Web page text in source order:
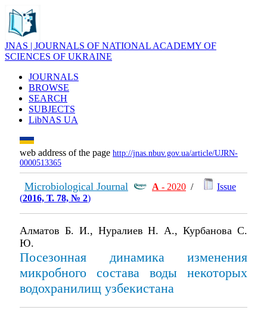
JNAS | JOURNALS OF NATIONAL ACADEMY OF
SCIENCES OF UKRAINE
JOURNALS
BROWSE
SEARCH
SUBJECTS
LibNAS UA
web address of the page http://jnas.nbuv.gov.ua/article/UJRN-
0000513365
Microbiological Journal А - 2020 /
Issue
(2016, Т. 78, № 2)
Алматов Б. И., Нуралиев Н. А., Курбанова С.
Ю.
Посезонная динамика изменения
микробного состава воды некоторых
водохранилищ узбекистана